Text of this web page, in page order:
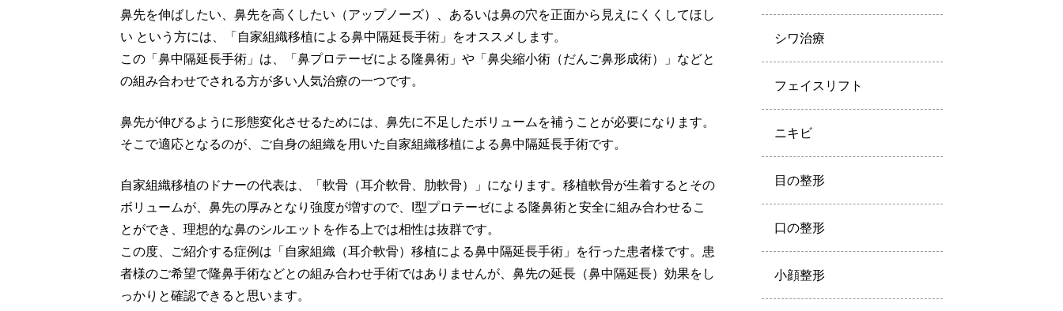
鼻先を伸ばしたい、鼻先を高くしたい（アップノーズ）、あるいは鼻の穴を正面から見えにくくしてほし
い という方には、「自家組織移植による鼻中隔延長手術」をオススメします。
この「鼻中隔延長手術」は、「鼻プロテーゼによる隆鼻術」や「鼻尖縮小術（だんご鼻形成術）」などと
の組み合わせでされる方が多い人気治療の一つです。
鼻先が伸びるように形態変化させるためには、鼻先に不足したボリュームを補うことが必要になります。
そこで適応となるのが、ご自身の組織を用いた自家組織移植による鼻中隔延長手術です。
自家組織移植のドナーの代表は、「軟骨（耳介軟骨、肋軟骨）」になります。移植軟骨が生着するとその
ボリュームが、鼻先の厚みとなり強度が増すので、I型プロテーゼによる隆鼻術と安全に組み合わせるこ
とができ、理想的な鼻のシルエットを作る上では相性は抜群です。
この度、ご紹介する症例は「自家組織（耳介軟骨）移植による鼻中隔延長手術」を行った患者様です。患
者様のご希望で隆鼻手術などとの組み合わせ手術ではありませんが、鼻先の延長（鼻中隔延長）効果をし
っかりと確認できると思います。
シワ治療
フェイスリフト
ニキビ
目の整形
口の整形
小顔整形